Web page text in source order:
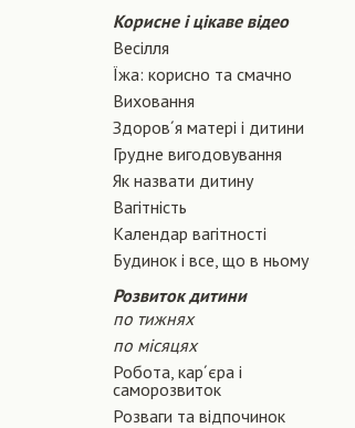
Корисне і цікаве відео
Весілля
Їжа: корисно та смачно
Виховання
Здоров´я матері і дитини
Грудне вигодовування
Як назвати дитину
Вагiтнiсть
Календар вагітності
Будинок і все, що в ньому
Розвиток дитини
по тижнях
по місяцях
Робота, кар´єра і
саморозвиток
Розваги та відпочинок